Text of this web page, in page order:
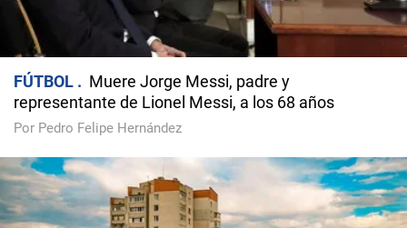
FÚTBOL
Muere Jorge Messi, padre y
representante de Lionel Messi, a los 68 años
Por Pedro Felipe Hernández